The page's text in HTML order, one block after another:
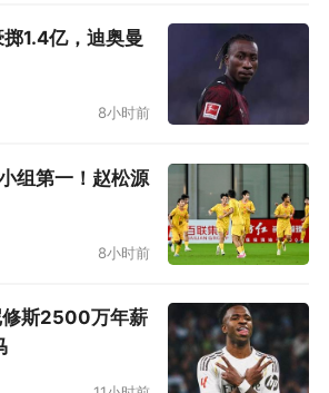
送出直塞，库库雷利亚前插得
戴克碰到球，马马尔达什维利
跟进破门。VAR随后介入，确
1.4亿，迪奥曼
8小时前
组第一！赵松源
8小时前
修斯2500万年薪